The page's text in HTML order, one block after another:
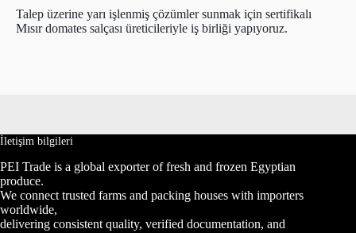
Talep üzerine yarı işlenmiş çözümler sunmak için sertifikalı
Mısır domates salçası üreticileriyle iş birliği yapıyoruz.
İletişim bilgileri
PEI Trade is a global exporter of fresh and frozen Egyptian
produce.
We connect trusted farms and packing houses with importers
worldwide,
delivering consistent quality, verified documentation, and